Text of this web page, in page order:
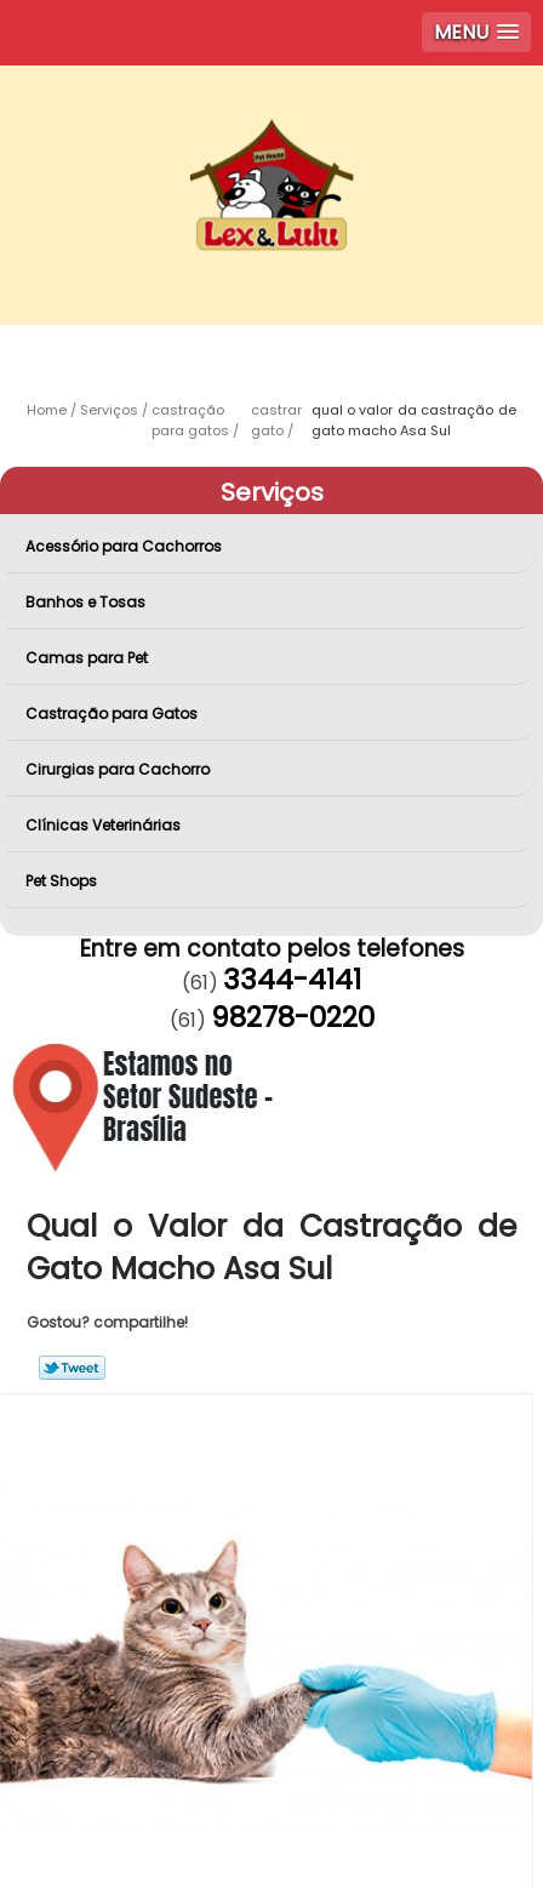
MENU
Home Serviços
castração
para gatos
castrar
gato
qual o valor da castração de
gato macho Asa Sul
Serviços
Acessório para Cachorros
Banhos e Tosas
Camas para Pet
Castração para Gatos
Cirurgias para Cachorro
Clínicas Veterinárias
Pet Shops
Entre em contato pelos telefones
(61) 3344-4141
(61) 98278-0220
Qual o Valor da Castração de
Gato Macho Asa Sul
Gostou? compartilhe!